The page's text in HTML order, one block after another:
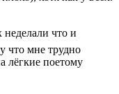
что и
что мне трудно
лёгкие поетому